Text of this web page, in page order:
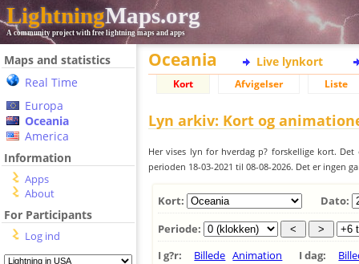
LightningMaps.org
A community project with free lightning maps and apps
Maps and statistics
Real Time
Europa
Oceania
America
Information
Apps
About
For Participants
Log ind
Oceania Live lynkort
Kort Afvigelser Liste
Lyn arkiv: Kort og
Her vises lyn for hverdag p? forskellige kort.
perioden 18-03-2021 til 08-08-2026. Det er ingen
Kort:
Dato:
Periode:
I g?r:
Billede Animation I dag: